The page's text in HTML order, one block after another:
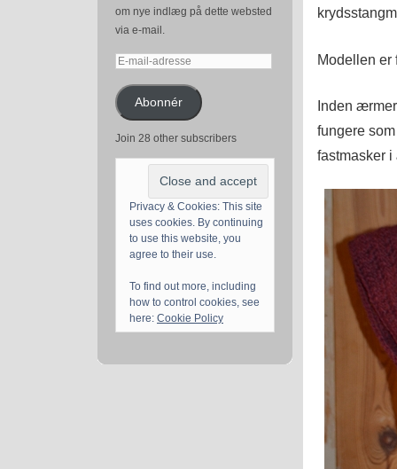
om nye indlæg på dette websted
via e-mail.
E-
adresseAbonnér
Join 28 other subscribers
Privacy & Cookies: This site
uses cookies. By continuing
to use this website, you
agree to their use.
To find out more, including
how to control cookies, see
here: Cookie Policy
Modellen er
Inden
fungere
fastmasker